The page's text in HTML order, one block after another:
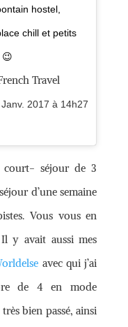
hostel,
chill et petits
Travel
2017 à 14h27
court- séjour de 3
d’une semaine
Vous vous en
y avait aussi mes
avec qui j’ai
de 4 en mode
bien passé, ainsi